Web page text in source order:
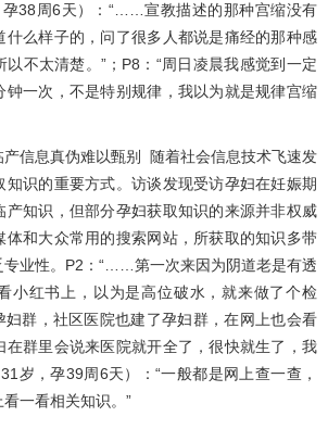
38周6天）：“……宣教描述的那种宫缩没有
什么样子的，问了很多人都说是痛经的那种感
不太清楚。”；P8：“周日凌晨我感觉到一定
钟一次，不是特别规律，我以为就是规律宫缩
产信息真伪难以甄别 随着社会信息技术飞速发
知识的重要方式。访谈发现受访孕妇在妊娠期
产知识，但部分孕妇获取知识的来源并非权威
体和大众常用的搜索网站，所获取的知识多带
专业性。P2：“……第一次来因为阴道老是有透
小红书上，以为是高位破水，就来做了个检
妇群，社区医院也建了孕妇群，在网上也会看
在群里会说来医院就开全了，很快就生了，我
岁，孕39周6天）：“一般都是网上查一查，
一看相关知识。”